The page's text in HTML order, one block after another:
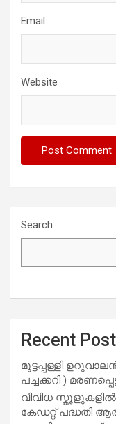
Email
Website
Search
Recent
മുട്ടപ്പള്ളി
പച്ചക്കറി )
വിവിധ
കേഡറ്റ് പദ്ധതി